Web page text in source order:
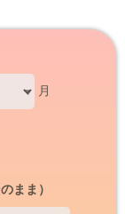
月
まま）